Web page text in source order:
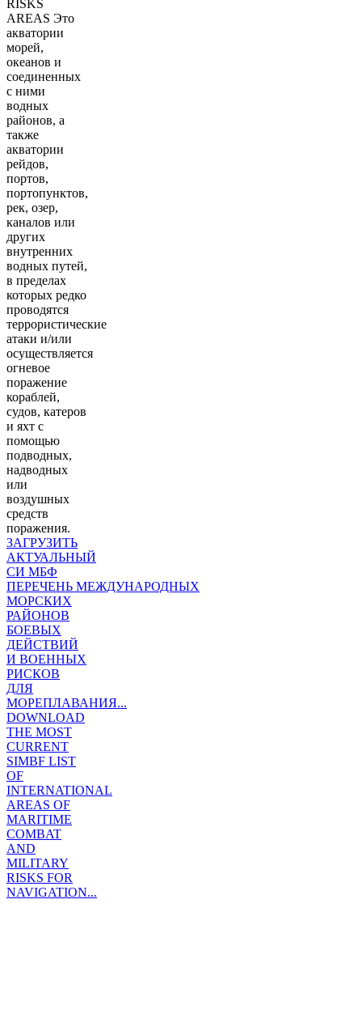
RISKS
AREAS Это
акватории
морей,
океанов и
соединенных
с ними
водных
районов, а
также
акватории
рейдов,
портов,
портопунктов,
рек, озер,
каналов или
других
внутренних
водных путей,
в пределах
которых редко
проводятся
террористические
атаки и/или
осуществляется
огневое
поражение
кораблей,
судов, катеров
и яхт с
помощью
подводных,
надводных
или
воздушных
средств
поражения.
ЗАГРУЗИТЬ
АКТУАЛЬНЫЙ
СИ МБФ
ПЕРЕЧЕНЬ МЕЖДУНАРОДНЫХ
МОРСКИХ
РАЙОНОВ
БОЕВЫХ
ДЕЙСТВИЙ
И ВОЕННЫХ
РИСКОВ
ДЛЯ
МОРЕПЛАВАНИЯ...
DOWNLOAD
THE MOST
CURRENT
SIMBF LIST
OF
INTERNATIONAL
AREAS OF
MARITIME
COMBAT
AND
MILITARY
RISKS FOR
NAVIGATION...